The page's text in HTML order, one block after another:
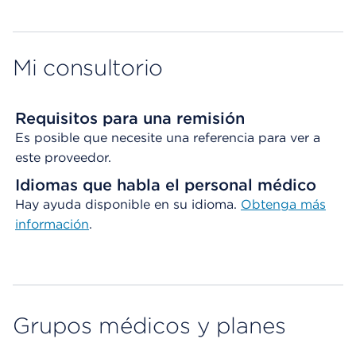
Mi consultorio
Requisitos para una remisión
Es posible que necesite una referencia para ver a
este proveedor.
Idiomas que habla el personal médico
Hay ayuda disponible en su idioma. Obtenga más
información.
Grupos médicos y planes